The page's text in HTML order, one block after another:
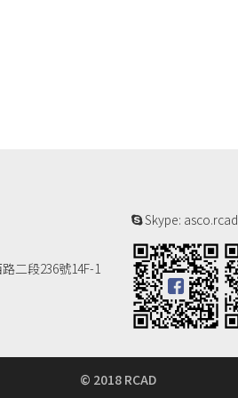
二段236號14F-1
Skype: asco.rcad
© 2018 RCAD